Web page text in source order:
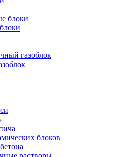
газоблок
блоков